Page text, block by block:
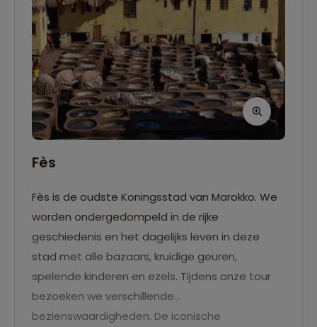
Fès
Fès is de oudste Koningsstad van Marokko. We
worden ondergedompeld in de rijke
geschiedenis en het dagelijks leven in deze
stad met alle bazaars, kruidige geuren,
spelende kinderen en ezels. Tijdens onze tour
bezoeken we verschillende
bezienswaardigheden. De iconische